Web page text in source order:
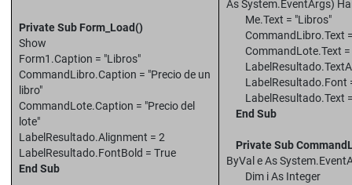
Private Sub Form_Load()
Show
Form1.Caption = "Libros"
CommandLibro.Caption = "Precio de un
libro"
CommandLote.Caption = "Precio del
lote"
LabelResultado.Alignment = 2
LabelResultado.FontBold = True
End Sub
As System.EventArgs)
Me.Text = "Libros"
CommandLibro.Text =
CommandLote.Text =
LabelResultado.Font =
LabelResultado.Text =
End Sub
Private Sub
ByVal e As
Dim i As Integer